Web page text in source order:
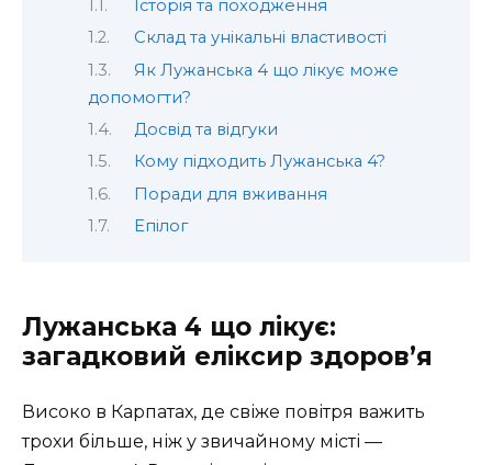
Історія та походження
Склад та унікальні властивості
Як Лужанська 4 що лікує може
допомогти?
Досвід та відгуки
Кому підходить Лужанська 4?
Поради для вживання
Епілог
Лужанська 4 що лікує:
загадковий еліксир здоров’я
Високо в Карпатах, де свіже повітря важить
трохи більше, ніж у звичайному місті —